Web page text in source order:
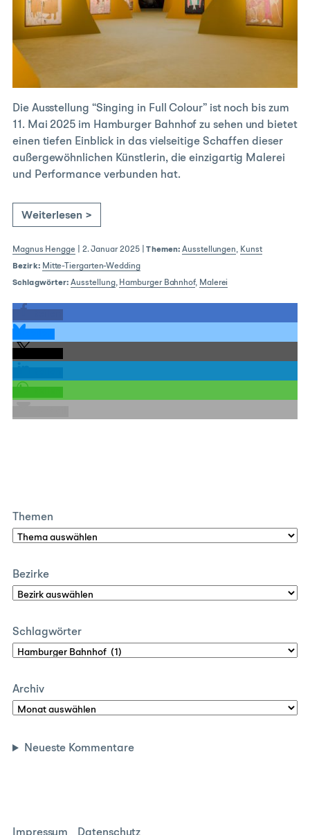
Die Ausstellung “Singing in Full Colour” ist noch bis zum
11. Mai 2025 im Hamburger Bahnhof zu sehen und bietet
einen tiefen Einblick in das vielseitige Schaffen dieser
außergewöhnlichen Künstlerin, die einzigartig Malerei
und Performance verbunden hat.
Weiterlesen >
Magnus Hengge| 2. Januar 2025|Themen: Ausstellungen, Kunst
Bezirk: Mitte-Tiergarten-Wedding
Schlagwörter: Ausstellung, Hamburger Bahnhof, Malerei
Themen
Bezirke
Schlagwörter
Archiv
Neueste Kommentare